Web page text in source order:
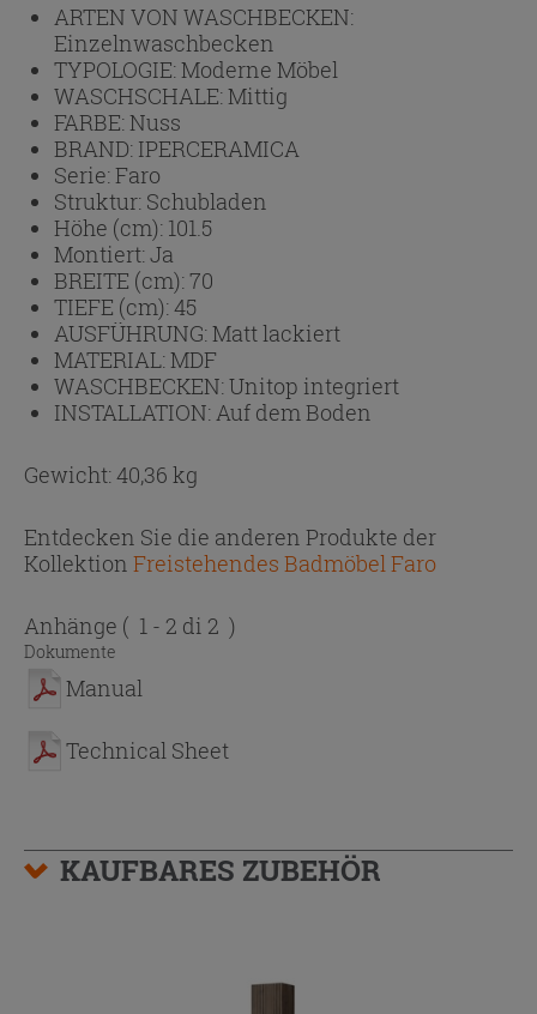
ARTEN VON WASCHBECKEN:
Einzelnwaschbecken
TYPOLOGIE:Moderne Möbel
WASCHSCHALE:Mittig
FARBE:Nuss
BRAND: IPERCERAMICA
Serie:Faro
Struktur: Schubladen
Höhe (cm): 101.5
Montiert:Ja
BREITE (cm):70
TIEFE (cm):45
AUSFÜHRUNG:Matt lackiert
MATERIAL:MDF
WASCHBECKEN:Unitop integriert
INSTALLATION:Auf dem Boden
Gewicht: 40,36 kg
Entdecken Sie die anderen Produkte der
Kollektion Freistehendes Badmöbel Faro
Anhänge ( 1 - 2 di 2 )
Dokumente
Manual
Technical Sheet
KAUFBARES ZUBEHÖR